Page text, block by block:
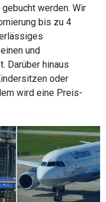
werden. Wir
bis zu 4
und
Darüber hinaus
oder
wird eine Preis-